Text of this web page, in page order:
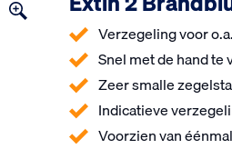
Verzegeling voor
Snel met de hand
Zeer smalle
Indicatieve
Voorzien van